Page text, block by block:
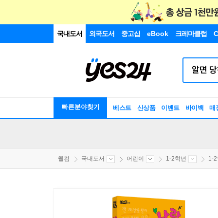
국내도서 외국도서 중고샵 eBook 크레마클럽
빠른분야찾기 베스트 신상품 이벤트 바이백 매
웰컴 국내도서 어린이 1-2학년 1-